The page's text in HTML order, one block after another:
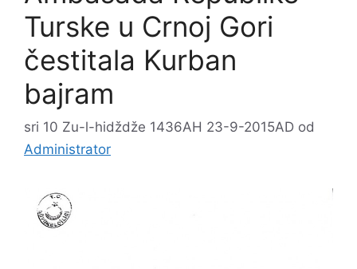
Turske u Crnoj Gori
čestitala Kurban
bajram
sri 10 Zu-l-hidždže 1436AH 23-9-2015AD od
Administrator